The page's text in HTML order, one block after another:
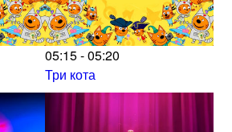
05:15 - 05:20
Три кота